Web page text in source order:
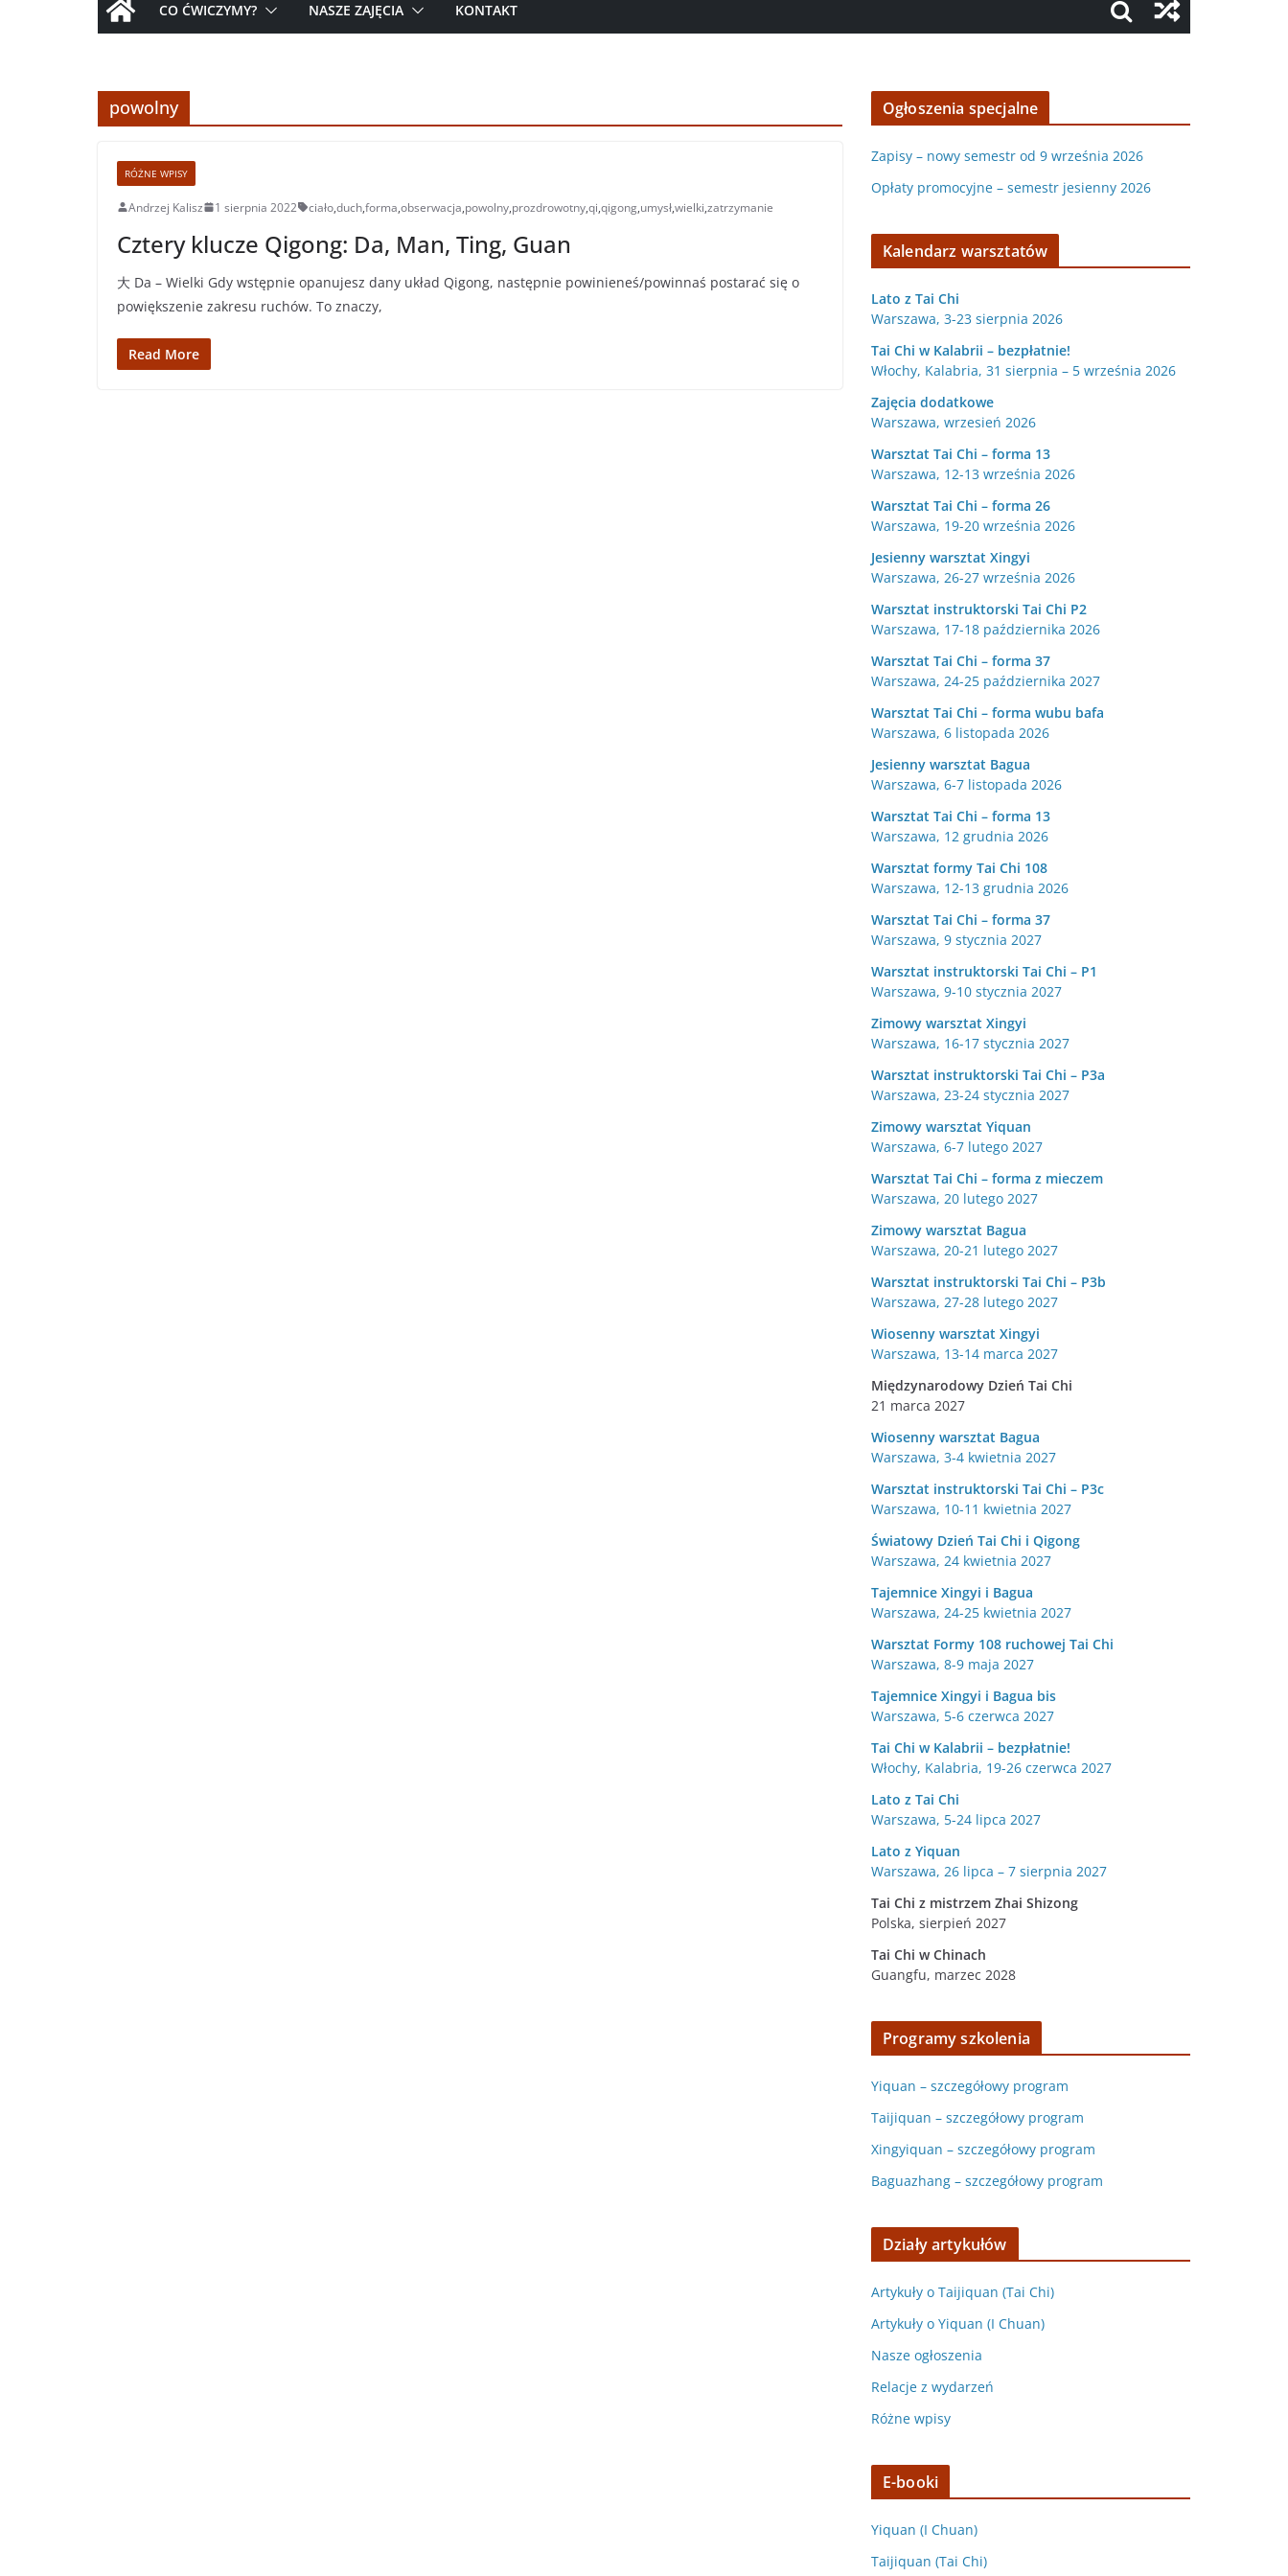
CO ĆWICZYMY? NASZE ZAJĘCIA KONTAKT
powolny
RÓŻNE WPISY
Andrzej Kalisz 1 sierpnia 2022 ciało,duch,forma,obserwacja,powolny,prozdrowotny,qi,qigong,umysł,wielki,zatrzymanie
Cztery klucze Qigong: Da, Man, Ting, Guan
大 Da – Wielki Gdy wstępnie opanujesz dany układ Qigong, następnie powinieneś/powinnaś postarać się o
powiększenie zakresu ruchów. To znaczy,
Read More
Ogłoszenia specjalne
Zapisy – nowy semestr od 9 września 2026
Opłaty promocyjne – semestr jesienny 2026
Kalendarz warsztatów
Lato z Tai Chi
Warszawa, 3-23 sierpnia 2026
Tai Chi w Kalabrii – bezpłatnie!
Włochy, Kalabria, 31 sierpnia – 5 września 2026
Zajęcia dodatkowe
Warszawa, wrzesień 2026
Warsztat Tai Chi – forma 13
Warszawa, 12-13 września 2026
Warsztat Tai Chi – forma 26
Warszawa, 19-20 września 2026
Jesienny warsztat Xingyi
Warszawa, 26-27 września 2026
Warsztat instruktorski Tai Chi P2
Warszawa, 17-18 października 2026
Warsztat Tai Chi – forma 37
Warszawa, 24-25 października 2027
Warsztat Tai Chi – forma wubu bafa
Warszawa, 6 listopada 2026
Jesienny warsztat Bagua
Warszawa, 6-7 listopada 2026
Warsztat Tai Chi – forma 13
Warszawa, 12 grudnia 2026
Warsztat formy Tai Chi 108
Warszawa, 12-13 grudnia 2026
Warsztat Tai Chi – forma 37
Warszawa, 9 stycznia 2027
Warsztat instruktorski Tai Chi – P1
Warszawa, 9-10 stycznia 2027
Zimowy warsztat Xingyi
Warszawa, 16-17 stycznia 2027
Warsztat instruktorski Tai Chi – P3a
Warszawa, 23-24 stycznia 2027
Zimowy warsztat Yiquan
Warszawa, 6-7 lutego 2027
Warsztat Tai Chi – forma z mieczem
Warszawa, 20 lutego 2027
Zimowy warsztat Bagua
Warszawa, 20-21 lutego 2027
Warsztat instruktorski Tai Chi – P3b
Warszawa, 27-28 lutego 2027
Wiosenny warsztat Xingyi
Warszawa, 13-14 marca 2027
Międzynarodowy Dzień Tai Chi
21 marca 2027
Wiosenny warsztat Bagua
Warszawa, 3-4 kwietnia 2027
Warsztat instruktorski Tai Chi – P3c
Warszawa, 10-11 kwietnia 2027
Światowy Dzień Tai Chi i Qigong
Warszawa, 24 kwietnia 2027
Tajemnice Xingyi i Bagua
Warszawa, 24-25 kwietnia 2027
Warsztat Formy 108 ruchowej Tai Chi
Warszawa, 8-9 maja 2027
Tajemnice Xingyi i Bagua bis
Warszawa, 5-6 czerwca 2027
Tai Chi w Kalabrii – bezpłatnie!
Włochy, Kalabria, 19-26 czerwca 2027
Lato z Tai Chi
Warszawa, 5-24 lipca 2027
Lato z Yiquan
Warszawa, 26 lipca – 7 sierpnia 2027
Tai Chi z mistrzem Zhai Shizong
Polska, sierpień 2027
Tai Chi wChinach
Guangfu, marzec 2028
Programy szkolenia
Yiquan – szczegółowy program
Taijiquan – szczegółowy program
Xingyiquan – szczegółowy program
Baguazhang – szczegółowy program
Działy artykułów
Artykuły o Taijiquan (Tai Chi)
Artykuły o Yiquan (I Chuan)
Nasze ogłoszenia
Relacje z wydarzeń
Różne wpisy
E-booki
Yiquan (I Chuan)
Taijiquan (Tai Chi)